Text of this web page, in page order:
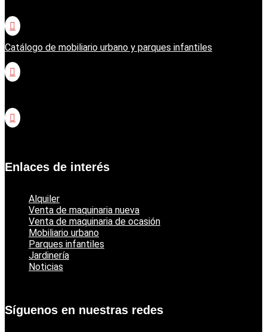

Catálogo de mobiliario urbano y parques infantiles


Enlaces de interés
Alquiler
Venta de maquinaria nueva
Venta de maquinaria de ocasión
Mobiliario urbano
Parques infantiles
Jardinería
Noticias
Síguenos en nuestras redes